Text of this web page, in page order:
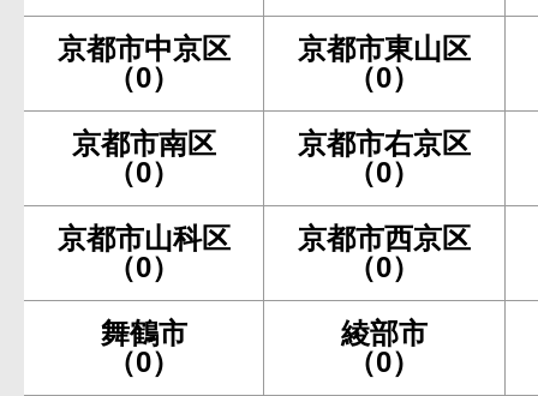
京都市中京区
（0）
京都市東山区
（0）
京都市南区
（0）
京都市右京区
（0）
京都市山科区
（0）
京都市西京区
（0）
舞鶴市
（0）
綾部市
（0）